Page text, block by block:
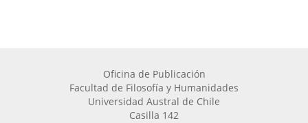
Oficina de Publicación
Facultad de Filosofía y Humanidades
Universidad Austral de Chile
Casilla 142